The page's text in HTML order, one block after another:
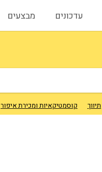
עדכונים מבצעים
תיווך קוסמטיקאיות ומכירת איפור